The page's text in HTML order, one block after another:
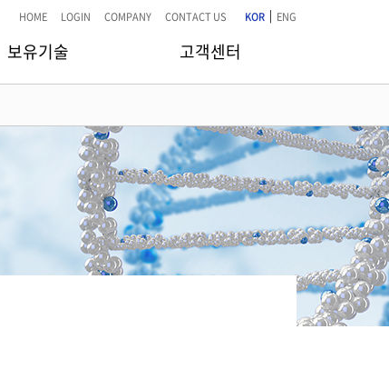
HOME LOGIN COMPANY CONTACT US KOR | ENG
보유기술 고객센터